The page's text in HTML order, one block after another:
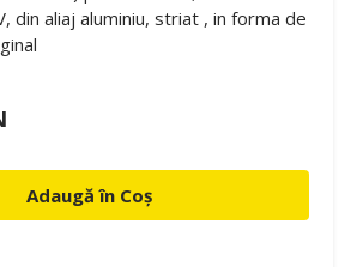
din aliaj aluminiu, striat , in forma de
Adaugă în Coș